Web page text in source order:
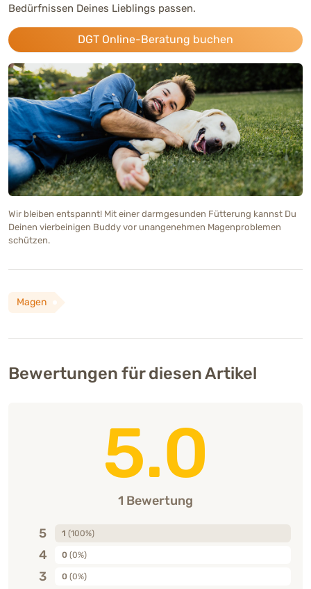
Bedürfnissen Deines Lieblings passen.
DGT Online-Beratung buchen
Wir bleiben entspannt! Mit einer darmgesunden Fütterung kannst Du
Deinen vierbeinigen Buddy vor unangenehmen Magenproblemen
schützen.
Magen
Bewertungen für diesen Artikel
5.0
1 Bewertung
5 1 (100%)
4 0 (0%)
3 0 (0%)